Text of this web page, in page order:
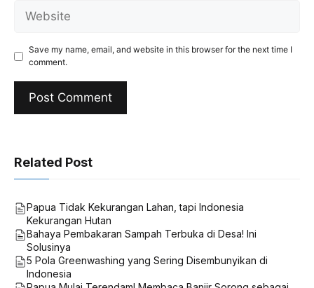
Website
Save my name, email, and website in this browser for the next time I
comment.
Related Post
Papua Tidak Kekurangan Lahan, tapi Indonesia
Kekurangan Hutan
Bahaya Pembakaran Sampah Terbuka di Desa! Ini
Solusinya
5 Pola Greenwashing yang Sering Disembunyikan di
Indonesia